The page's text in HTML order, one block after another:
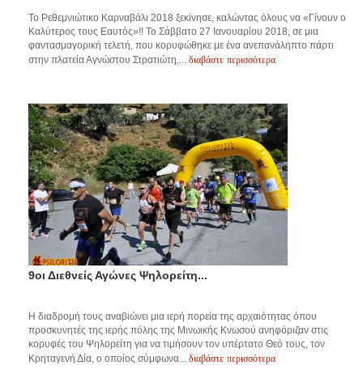
Το Ρεθεμνιώτικο Καρναβάλι 2018 ξεκίνησε, καλώντας όλους να «Γίνουν ο
Καλύτερος τους Εαυτός»!! Το Σάββατο 27 Ιανουαρίου 2018, σε μια
φαντασμαγορική τελετή, που κορυφώθηκε με ένα ανεπανάληπτο πάρτι
στην πλατεία Αγνώστου Στρατιώτη,... διαβάστε περισσότερα
9οι Διεθνείς Αγώνες Ψηλορείτη...
Η διαδρομή τους αναβιώνει μια ιερή πορεία της αρχαιότητας όπου
προσκυνητές της ιερής πόλης της Μινωικής Κνωσού ανηφόριζαν στις
κορυφές του Ψηλορείτη για να τιμήσουν τον υπέρτατο Θεό τους, τον
Κρηταγενή Δία, ο οποίος σύμφωνα... διαβάστε περισσότερα